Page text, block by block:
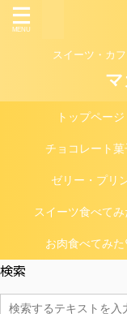
スイーツ・カ
トップページ
チョコレート菓
ゼリー・プリ
スイーツ食べて
お肉食べてみ
検索